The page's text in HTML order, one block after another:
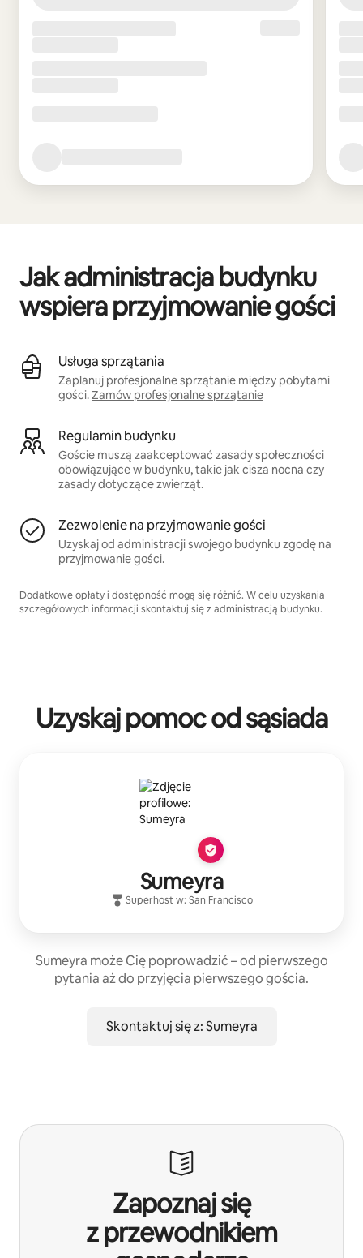
Jak administracja budynku
wspiera przyjmowanie gości
Usługa sprzątania
Zaplanuj profesjonalne sprzątanie między pobytami
gości.Zamów profesjonalne sprzątanie
Regulamin budynku
Goście muszą zaakceptować zasady społeczności
obowiązujące w budynku, takie jak cisza nocna czy
zasady dotyczące zwierząt.
Zezwolenie na przyjmowanie gości
Uzyskaj od administracji swojego budynku zgodę na
przyjmowanie gości.
Dodatkowe opłaty i dostępność mogą się różnić. W celu uzyskania
szczegółowych informacji skontaktuj się z administracją budynku.
Uzyskaj pomoc od sąsiada
Sumeyra
Superhostw: San Francisco
Sumeyra może Cię poprowadzić – od pierwszego
pytania aż do przyjęcia pierwszego gościa.
Skontaktuj się z: Sumeyra
Zapoznaj się
z przewodnikiem